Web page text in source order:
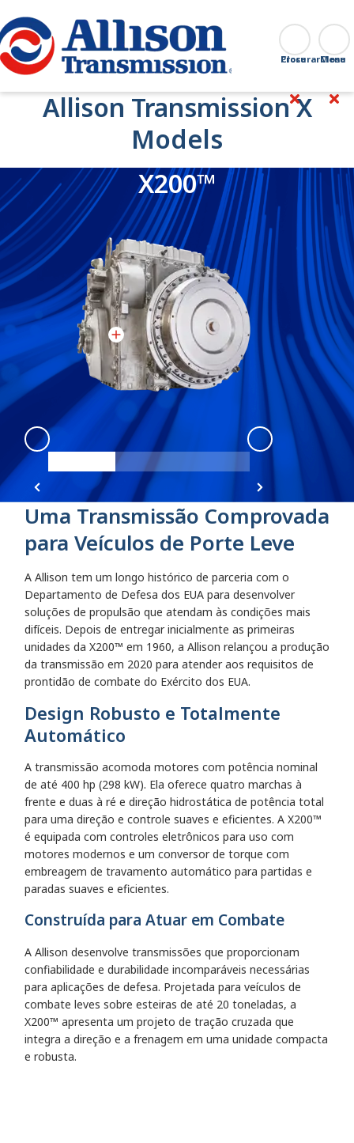
Go Home Procurar
Close
Allison Transmission X
Models
X200™
X200: X200 X200
Uma Transmissão Comprovada
para Veículos de Porte Leve
A Allison tem um longo histórico de parceria com o
Departamento de Defesa dos EUA para desenvolver
soluções de propulsão que atendam às condições mais
difíceis. Depois de entregar inicialmente as primeiras
unidades da X200™ em 1960, a Allison relançou a produção
da transmissão em 2020 para atender aos requisitos de
prontidão de combate do Exército dos EUA.
Design Robusto e Totalmente
Automático
A transmissão acomoda motores com potência nominal
de até 400 hp (298 kW). Ela oferece quatro marchas à
frente e duas à ré e direção hidrostática de potência total
para uma direção e controle suaves e eficientes. A X200™
é equipada com controles eletrônicos para uso com
motores modernos e um conversor de torque com
embreagem de travamento automático para partidas e
paradas suaves e eficientes.
Construída para Atuar em Combate
A Allison desenvolve transmissões que proporcionam
confiabilidade e durabilidade incomparáveis necessárias
para aplicações de defesa. Projetada para veículos de
combate leves sobre esteiras de até 20 toneladas, a
X200™ apresenta um projeto de tração cruzada que
integra a direção e a frenagem em uma unidade compacta
e robusta.